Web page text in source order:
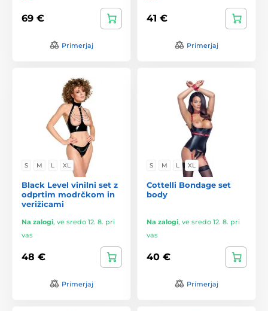
69 €
Primerjaj
41 €
Primerjaj
S M L XL
Black Level vinilni set z
odprtim modrčkom in
verižicami
Na zalogi, ve sredo 12. 8. pri
vas
48 €
Primerjaj
S M L XL
Cottelli Bondage set
body
Na zalogi, ve sredo 12. 8. pri
vas
40 €
Primerjaj